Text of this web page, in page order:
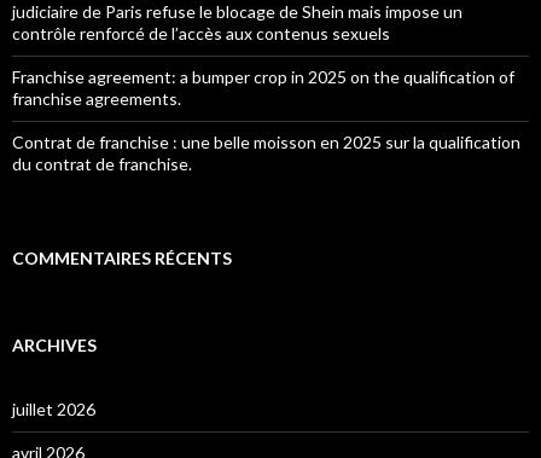
judiciaire de Paris refuse le blocage de Shein mais impose un
contrôle renforcé de l’accès aux contenus sexuels
Franchise agreement: a bumper crop in 2025 on the qualification of
franchise agreements.
Contrat de franchise : une belle moisson en 2025 sur la qualification
du contrat de franchise.
COMMENTAIRES RÉCENTS
ARCHIVES
juillet 2026
avril 2026